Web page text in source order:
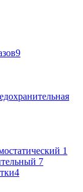
9
1
7
4